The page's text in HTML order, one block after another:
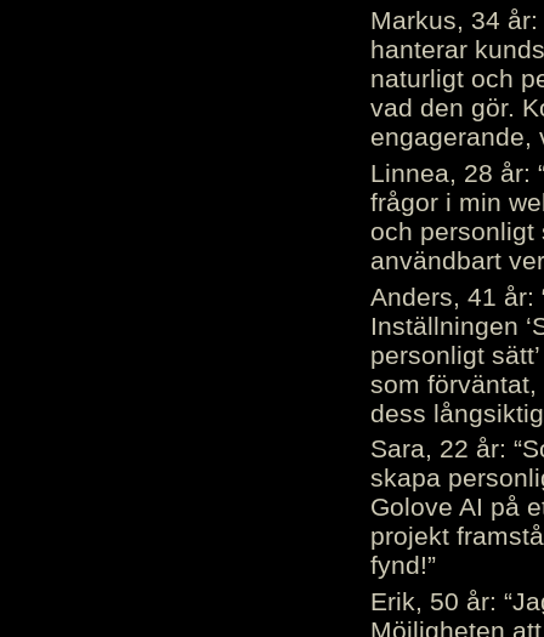
Markus, 34
hanterar
naturligt och
vad den gör.
engagerande,
Linnea, 28 år:
frågor i min
och personligt
användbart
Anders, 41 år:
Inställningen
personligt
som
dess
Sara, 22 år:
skapa
Golove AI på
projekt
fynd!”
Erik, 50 år:
Möjligheten